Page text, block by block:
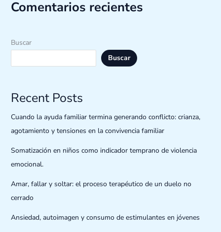
Comentarios recientes
Buscar
Buscar
Recent Posts
Cuando la ayuda familiar termina generando conflicto: crianza,
agotamiento y tensiones en la convivencia familiar
Somatización en niños como indicador temprano de violencia
emocional.
Amar, fallar y soltar: el proceso terapéutico de un duelo no
cerrado
Ansiedad, autoimagen y consumo de estimulantes en jóvenes